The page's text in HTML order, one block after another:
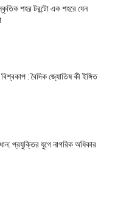
শহর টরন্টো এক শহরে যেন
: বৈদিক জ্যোতিষ কী ইঙ্গিত
প্রযুক্তির যুগে নাগরিক অধিকার